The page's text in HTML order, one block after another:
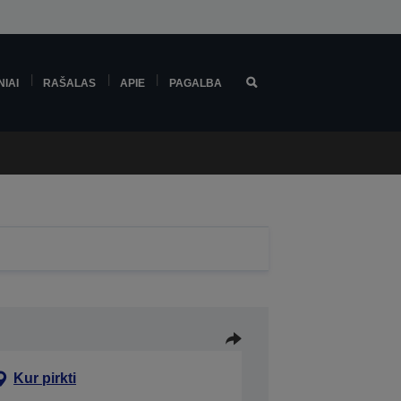
RAŠALAS APIE PAGALBA
Kur pirkti